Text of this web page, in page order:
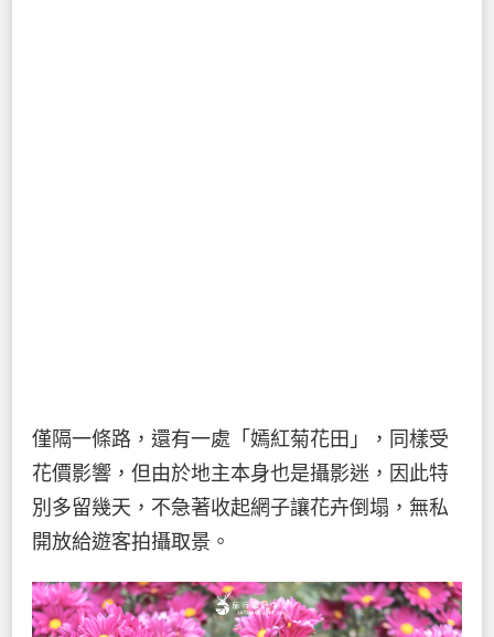
僅隔一條路，還有一處「嫣紅菊花田」，同樣受
花價影響，但由於地主本身也是攝影迷，因此特
別多留幾天，不急著收起網子讓花卉倒塌，無私
開放給遊客拍攝取景。